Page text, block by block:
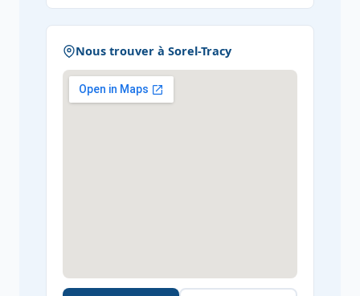
Nous trouver à Sorel-Tracy